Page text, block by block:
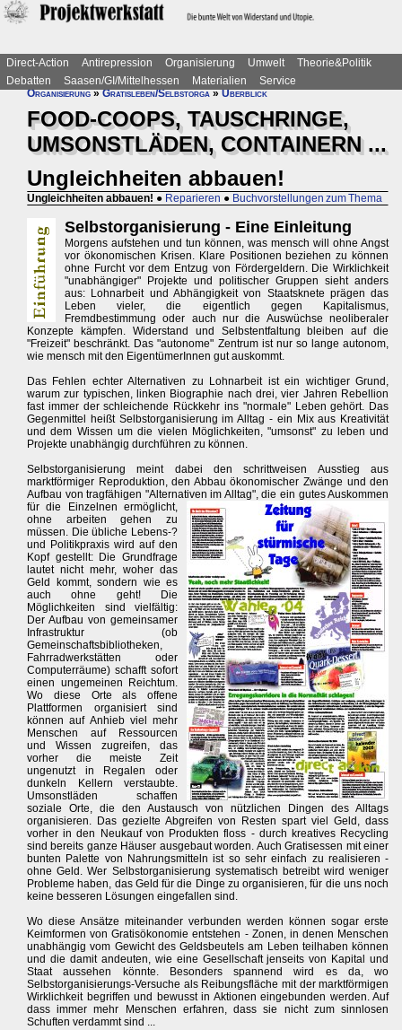
Direct-Action Antirepression Organisierung Umwelt
Theorie&Politik
Debatten
Saasen/GI/Mittelhessen Materialien
Service
Organisierung»Gratisleben/Selbstorga»Überblick
FOOD-COOPS, TAUSCHRINGE,
UMSONSTLÄDEN, CONTAINERN ...
Ungleichheiten abbauen!
Ungleichheiten abbauen! ● Reparieren ● Buchvorstellungen zum Thema
Selbstorganisierung - Eine Einleitung
Morgens aufstehen und tun können, was mensch will ohne Angst
vor ökonomischen Krisen. Klare Positionen beziehen zu können
ohne Furcht vor dem Entzug von Fördergeldern. Die Wirklichkeit
"unabhängiger" Projekte und politischer Gruppen sieht anders
aus: Lohnarbeit und Abhängigkeit von Staatsknete prägen das
Leben vieler, die eigentlich gegen Kapitalismus,
Fremdbestimmung oder auch nur die Auswüchse neoliberaler
Konzepte kämpfen. Widerstand und Selbstentfaltung bleiben auf die
"Freizeit" beschränkt. Das "autonome" Zentrum ist nur so lange autonom,
wie mensch mit den EigentümerInnen gut auskommt.
Das Fehlen echter Alternativen zu Lohnarbeit ist ein wichtiger Grund,
warum zur typischen, linken Biographie nach drei, vier Jahren Rebellion
fast immer der schleichende Rückkehr ins "normale" Leben gehört. Das
Gegenmittel heißt Selbstorganisierung im Alltag - ein Mix aus Kreativität
und dem Wissen um die vielen Möglichkeiten, "umsonst" zu leben und
Projekte unabhängig durchführen zu können.
Selbstorganisierung meint dabei den schrittweisen Ausstieg aus
marktförmiger Reproduktion, den Abbau ökonomischer Zwänge und den
Aufbau von tragfähigen "Alternativen im Alltag", die ein gutes Auskommen
für die Einzelnen ermöglicht,
ohne arbeiten gehen zu
müssen. Die übliche Lebens-?
und Politikpraxis wird auf den
Kopf gestellt: Die Grundfrage
lautet nicht mehr, woher das
Geld kommt, sondern wie es
auch ohne geht! Die
Möglichkeiten sind vielfältig:
Der Aufbau von gemeinsamer
Infrastruktur (ob
Gemeinschaftsbibliotheken,
Fahrradwerkstätten oder
Computerräume) schafft sofort
einen ungemeinen Reichtum.
Wo diese Orte als offene
Plattformen organisiert sind
können auf Anhieb viel mehr
Menschen auf Ressourcen
und Wissen zugreifen, das
vorher die meiste Zeit
ungenutzt in Regalen oder
dunkeln Kellern verstaubte.
Umsonstläden schaffen
soziale Orte, die den Austausch von nützlichen Dingen des Alltags
organisieren. Das gezielte Abgreifen von Resten spart viel Geld, dass
vorher in den Neukauf von Produkten floss - durch kreatives Recycling
sind bereits ganze Häuser ausgebaut worden. Auch Gratisessen mit einer
bunten Palette von Nahrungsmitteln ist so sehr einfach zu realisieren -
ohne Geld. Wer Selbstorganisierung systematisch betreibt wird weniger
Probleme haben, das Geld für die Dinge zu organisieren, für die uns noch
keine besseren Lösungen eingefallen sind.
Wo diese Ansätze miteinander verbunden werden können sogar erste
Keimformen von Gratisökonomie entstehen - Zonen, in denen Menschen
unabhängig vom Gewicht des Geldsbeutels am Leben teilhaben können
und die damit andeuten, wie eine Gesellschaft jenseits von Kapital und
Staat aussehen könnte. Besonders spannend wird es da, wo
Selbstorganisierungs-Versuche als Reibungsfläche mit der marktförmigen
Wirklichkeit begriffen und bewusst in Aktionen eingebunden werden. Auf
dass immer mehr Menschen erfahren, dass sie nicht zum sinnlosen
Schuften verdammt sind ...